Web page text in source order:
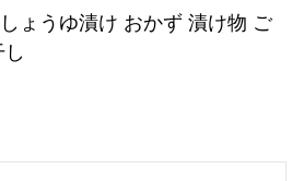
ょうゆ漬け おかず 漬け物 ご